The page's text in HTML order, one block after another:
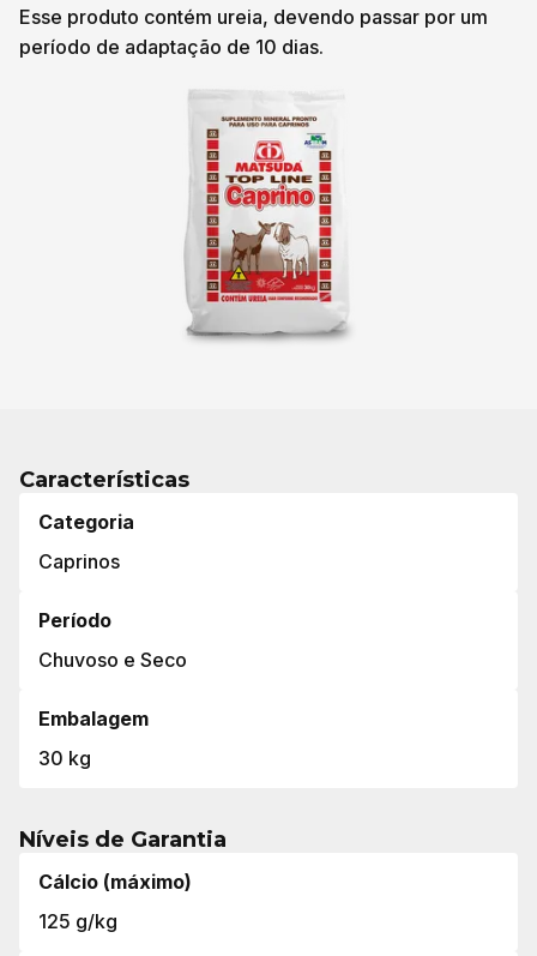
Esse produto contém ureia, devendo passar por um
período de adaptação de 10 dias.
Características
Categoria
Caprinos
Período
Chuvoso e Seco
Embalagem
30 kg
Níveis de Garantia
Cálcio (máximo)
125 g/kg